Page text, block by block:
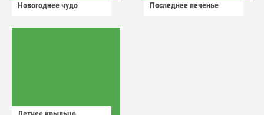
Новогоднее чудо Последнее печенье